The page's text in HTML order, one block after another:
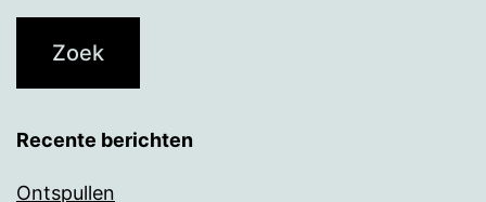
Recente berichten
Ontspullen